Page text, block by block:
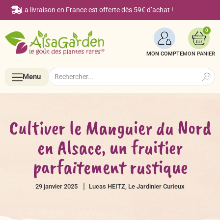
La livraison en France est offerte dès 59€ d’achat !
MON COMPTE
0
Menu
Accueil
Boutique en ligne
Search
for:
Cultiver le Manguier du Nord
en Alsace, un fruitier
parfaitement rustique
29 janvier 2025 Lucas HEITZ, Le Jardinier Curieux